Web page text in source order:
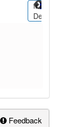
fr
Deck
Feedback